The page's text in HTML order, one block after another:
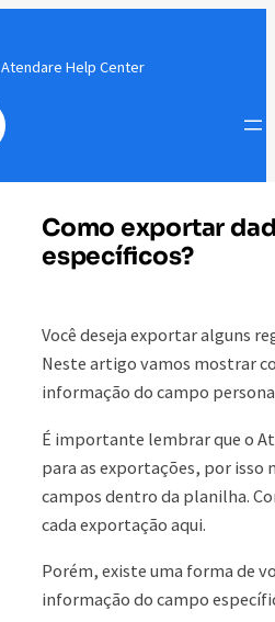
Atendare Help Center
Como exportar
específicos?
Você deseja exportar alguns
Neste artigo vamos mostrar
informação do campo
É importante lembrar que o
para as exportações, por isso
campos dentro da planilha.
cada exportação aqui.
Porém, existe uma forma de
informação do campo